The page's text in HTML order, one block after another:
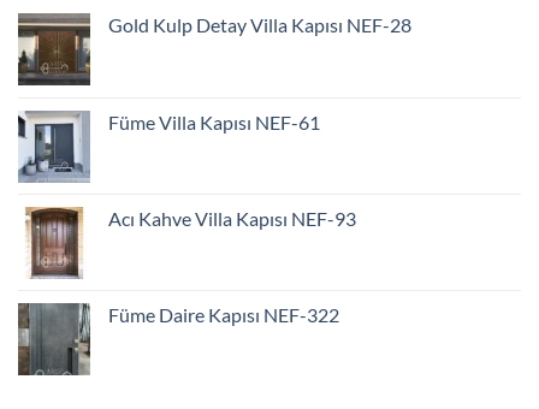
Gold Kulp Detay Villa Kapısı NEF-28
Füme Villa Kapısı NEF-61
Acı Kahve Villa Kapısı NEF-93
Füme Daire Kapısı NEF-322